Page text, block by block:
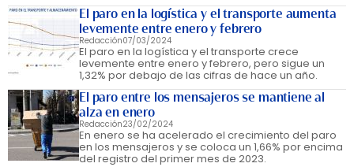
El paro en la logística y el transporte aumenta
levemente entre enero y febrero
Redacción07/03/2024
El paro en la logística y el transporte crece
levemente entre enero y febrero, pero sigue un
1,32% por debajo de las cifras de hace un año.
El paro entre los mensajeros se mantiene al
alza en enero
Redacción23/02/2024
En enero se ha acelerado el crecimiento del paro
en los mensajeros y se coloca un 1,66% por encima
del registro del primer mes de 2023.